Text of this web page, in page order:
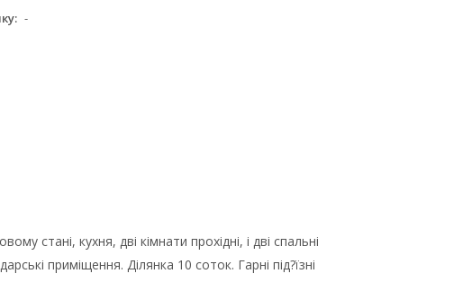
-
стані, кухня, дві кімнати прохідні, і дві спальні
приміщення. Ділянка 10 соток. Гарні під?їзні